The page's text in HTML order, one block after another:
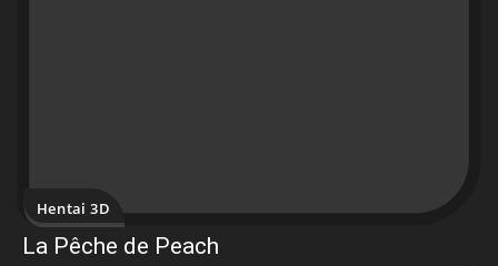
Hentai 3D
La Pêche de Peach